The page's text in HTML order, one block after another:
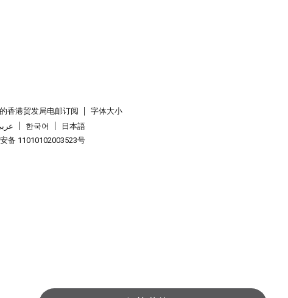
香港贸发局电邮订阅
字体大小
한국어
日本語
备 11010102003523号